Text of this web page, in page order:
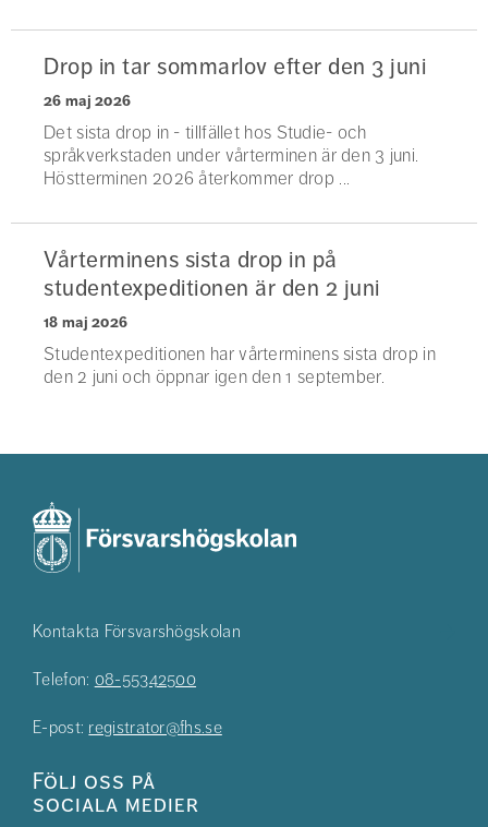
Drop in tar sommarlov efter den 3 juni
26 maj 2026
Det sista drop in - tillfället hos Studie- och
språkverkstaden under vårterminen är den 3 juni.
Höstterminen 2026 återkommer drop ...
Vårterminens sista drop in på
studentexpeditionen är den 2 juni
18 maj 2026
Studentexpeditionen har vårterminens sista drop in
den 2 juni och öppnar igen den 1 september.
Kontakta Försvarshögskolan
Telefon: 08-55342500
E-post: registrator@fhs.se
Följ oss på
sociala medier